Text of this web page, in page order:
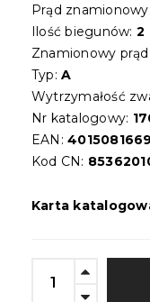
Prąd znamionowy:
Ilość biegunów: 2
Znamionowy
Typ: A
Wytrzymałość
Nr katalogowy:
EAN:
Kod CN:
Karta